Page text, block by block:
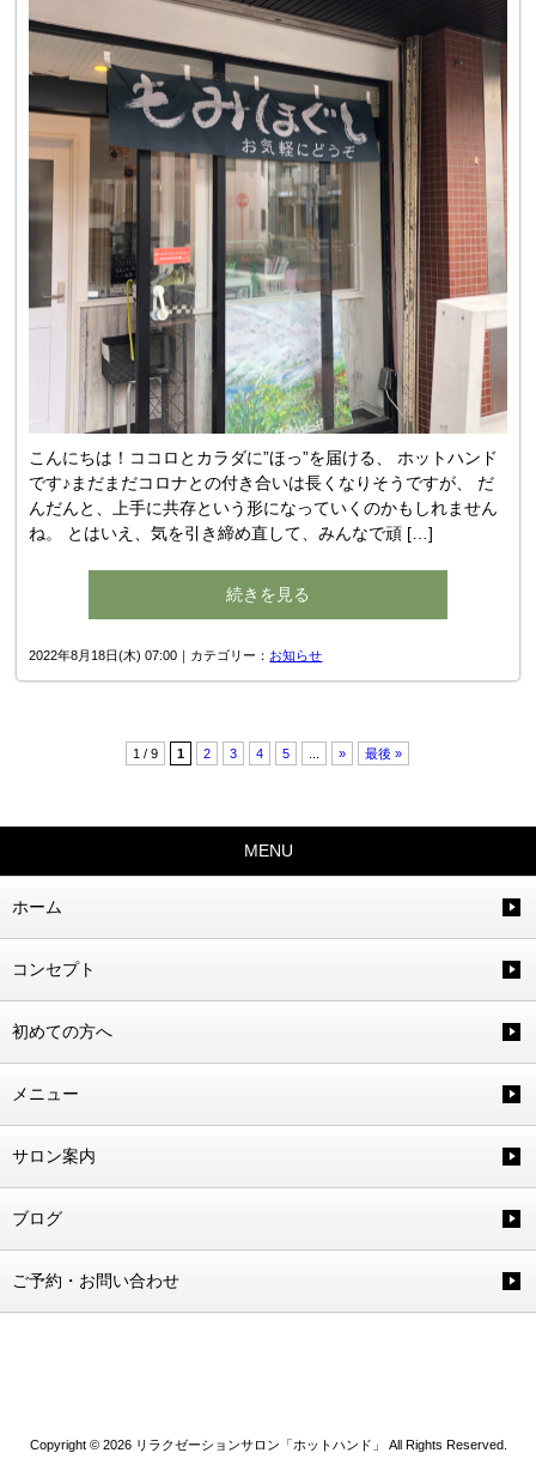
こんにちは！ココロとカラダに”ほっ”を届ける、 ホットハンド
です♪まだまだコロナとの付き合いは長くなりそうですが、 だ
んだんと、上手に共存という形になっていくのかもしれません
ね。 とはいえ、気を引き締め直して、みんなで頑 […]
続きを見る
2022年8月18日(木) 07:00｜カテゴリー： お知らせ
1 / 9 1 2 3 4 5 » 最後 »
MENU
ホーム
コンセプト
初めての方へ
メニュー
サロン案内
ブログ
ご予約・お問い合わせ
Copyright © 2026 リラクゼーションサロン「ホットハンド」 All Rights Reserved.